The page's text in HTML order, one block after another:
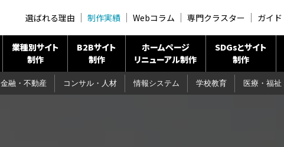
業種別サイト
制作
B2Bサイト
制作
ホームページ
リニューアル制作
SDGsとサイト
制作
選ばれる理由 制作実績 Webコラム 専門クラスター ガイド
金融・不動産 コンサル・人材 情報システム 学校教育 医療・福祉